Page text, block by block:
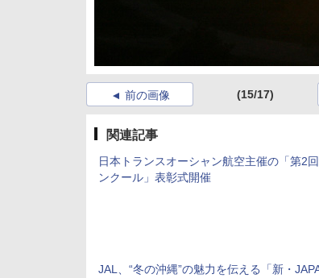
前の画像 (15/17)
関連記事
日本トランスオーシャン航空主催の「第2
ンクール」表彰式開催
JAL、“冬の沖縄”の魅力を伝える「新・